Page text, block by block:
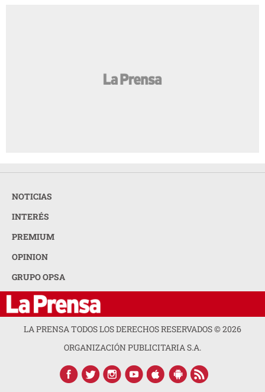
NOTICIAS
INTERÉS
PREMIUM
OPINION
GRUPO OPSA
LA PRENSA TODOS LOS DERECHOS RESERVADOS ©2026
ORGANIZACIÓN PUBLICITARIA S.A.